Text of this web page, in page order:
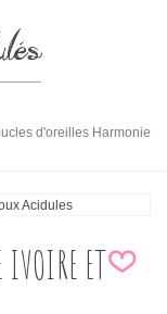
d'oreilles Harmonie
IVOIRE ET